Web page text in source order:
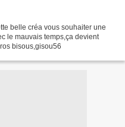
belle créa vous souhaiter une
le mauvais temps,ça devient
bisous,gisou56